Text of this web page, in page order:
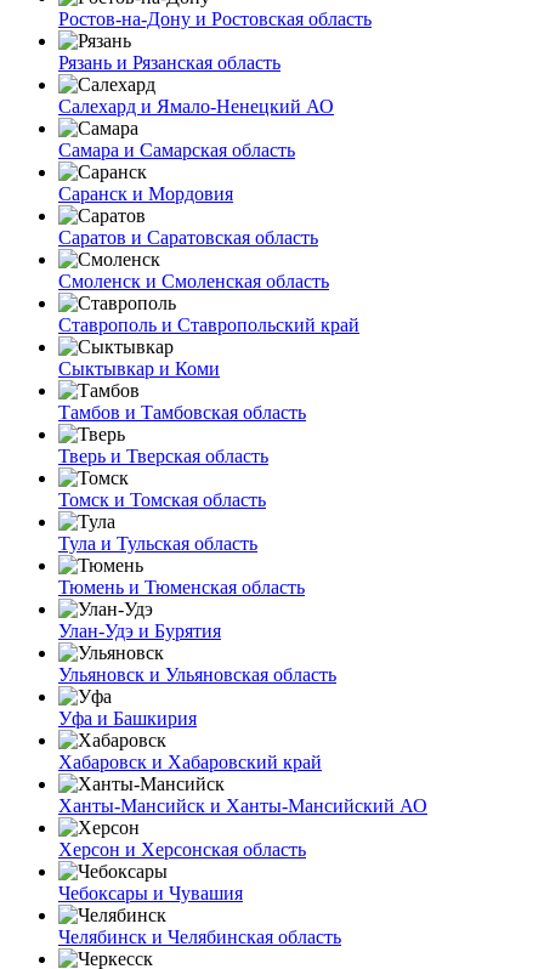
Ростов-на-Дону и Ростовская область
Рязань и Рязанская область
Салехард и Ямало-Ненецкий АО
Самара и Самарская область
Саранск и Мордовия
Саратов и Саратовская область
Смоленск и Смоленская область
Ставрополь и Ставропольский край
Сыктывкар и Коми
Тамбов и Тамбовская область
Тверь и Тверская область
Томск и Томская область
Тула и Тульская область
Тюмень и Тюменская область
Улан-Удэ и Бурятия
Ульяновск и Ульяновская область
Уфа и Башкирия
Хабаровск и Хабаровский край
Ханты-Мансийск и Ханты-Мансийский АО
Херсон и Херсонская область
Чебоксары и Чувашия
Челябинск и Челябинская область